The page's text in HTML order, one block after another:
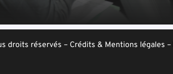
droits réservés – Crédits & Mentions légales –